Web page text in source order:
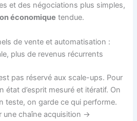
et des négociations plus simples,
économique tendue.
de vente et automatisation :
plus de revenus récurrents
pas réservé aux scale-ups. Pour
état d’esprit mesuré et itératif. On
teste, on garde ce qui performe.
une chaîne acquisition →